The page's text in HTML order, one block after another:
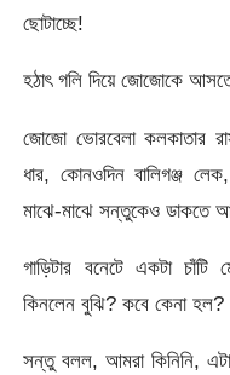
ছোটাচ্ছে!
হঠাৎ গলি দিয়ে জোজোকে
জোজো ভোরবেলা কলকাতার
ধার, কোনওদিন বালিগঞ্জ
মাঝে-মাঝে সন্তুকেও ডাকতে
গাড়িটার বনেটে একটা
কিনলেন বুঝি? কবে কেনা হল?
সন্তু বলল, আমরা কিনিনি, এটা